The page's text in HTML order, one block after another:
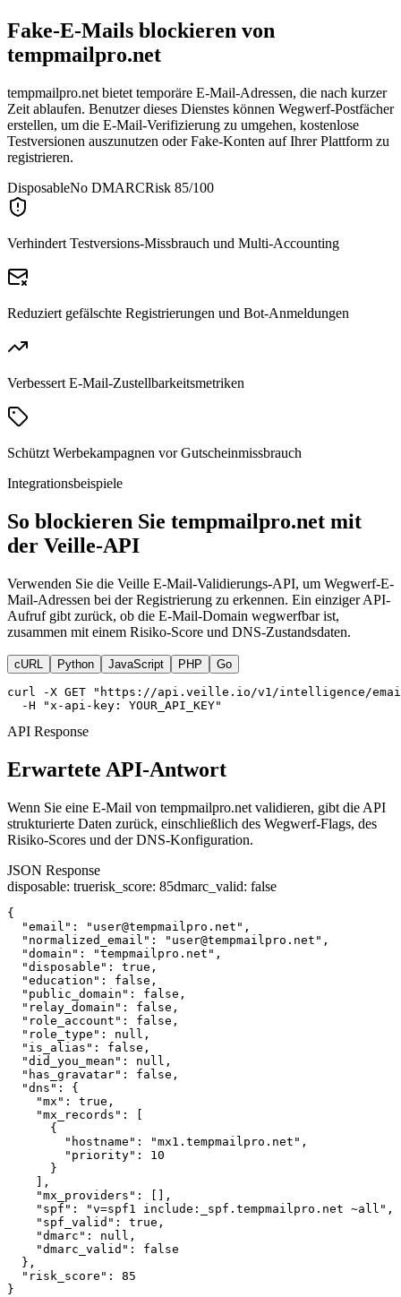
Fake-E-Mails blockieren von
tempmailpro.net
tempmailpro.net bietet temporäre E-Mail-Adressen, die nach kurzer
Zeit ablaufen. Benutzer dieses Dienstes können Wegwerf-Postfächer
erstellen, um die E-Mail-Verifizierung zu umgehen, kostenlose
Testversionen auszunutzen oder Fake-Konten auf Ihrer Plattform zu
registrieren.
DisposableNo DMARCRisk 85/100
Verhindert Testversions-Missbrauch und Multi-Accounting
Reduziert gefälschte Registrierungen und Bot-Anmeldungen
Verbessert E-Mail-Zustellbarkeitsmetriken
Schützt Werbekampagnen vor Gutscheinmissbrauch
Integrationsbeispiele
So blockieren Sie tempmailpro.net mit
der Veille-API
Verwenden Sie die Veille E-Mail-Validierungs-API, um Wegwerf-E-
Mail-Adressen bei der Registrierung zu erkennen. Ein einziger API-
Aufruf gibt zurück, ob die E-Mail-Domain wegwerfbar ist,
zusammen mit einem Risiko-Score und DNS-Zustandsdaten.
cURL Python JavaScript PHP Go
curl -X GET "https://api.veille.io/v1/intelligence/
  -H "x-api-key: YOUR_API_KEY"
API Response
Erwartete API-Antwort
Wenn Sie eine E-Mail von tempmailpro.net validieren, gibt die API
strukturierte Daten zurück, einschließlich des Wegwerf-Flags, des
Risiko-Scores und der DNS-Konfiguration.
JSON Response
disposable: truerisk_score: 85dmarc_valid: false
{
  "email": "user@tempmailpro.net",
  "normalized_email": "user@tempmailpro.net",
  "domain": "tempmailpro.net",
  "disposable": true,
  "education": false,
  "public_domain": false,
  "relay_domain": false,
  "role_account": false,
  "role_type": null,
  "is_alias": false,
  "did_you_mean": null,
  "has_gravatar": false,
  "dns": {
    "mx": true,
    "mx_records": [
      {
        "hostname": "mx1.tempmailpro.net",
        "priority": 10
      }
    ],
    "mx_providers": [],
    "spf": "v=spf1 include:_spf.tempmailpro.net ~all",
    "spf_valid": true,
    "dmarc": null,
    "dmarc_valid": false
  },
  "risk_score": 85
}